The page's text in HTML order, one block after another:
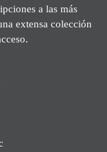
a las más
extensa colección